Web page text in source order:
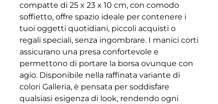
compatte di 25 x 23 x 10 cm, con comodo
soffietto, offre spazio ideale per contenere i
tuoi oggetti quotidiani, piccoli acquisti o
regali speciali, senza ingombrare. I manici corti
assicurano una presa confortevole e
permettono di portare la borsa ovunque con
agio. Disponibile nella raffinata variante di
colori Galleria, è pensata per soddisfare
qualsiasi esigenza di look, rendendo ogni